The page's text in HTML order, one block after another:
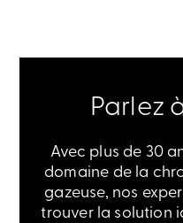
Parlez
Avec plus de 30
domaine de la
gazeuse, nos
trouver la solution